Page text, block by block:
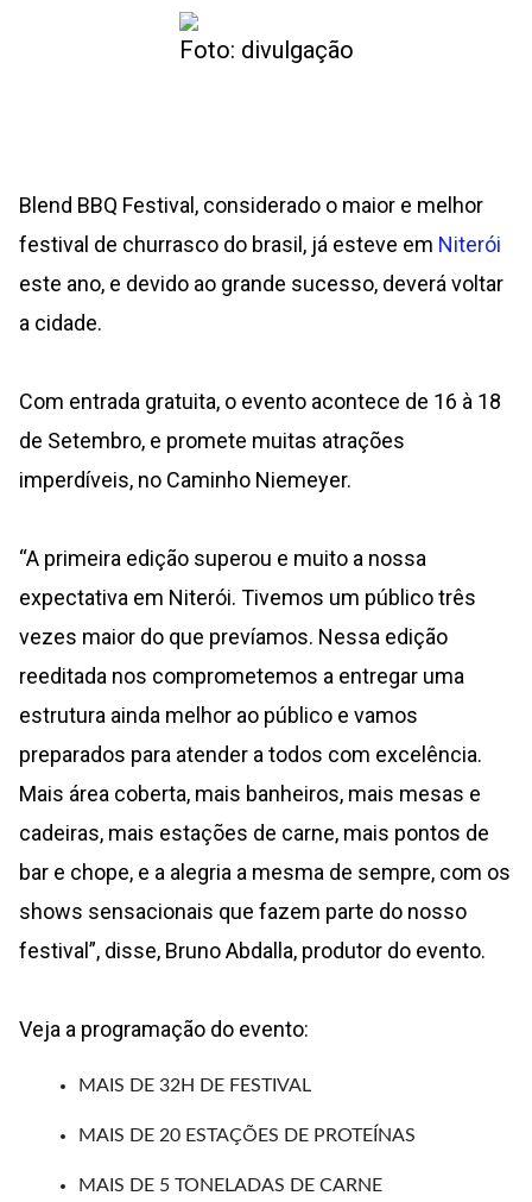
Foto: divulgação
Blend BBQ Festival, considerado o maior e melhor
festival de churrasco do brasil, já esteve em Niterói
este ano, e devido ao grande sucesso, deverá voltar
a cidade.
Com entrada gratuita, o evento acontece de 16 à 18
de Setembro⁣⁣⁣⁣⁣, e promete muitas atrações
imperdíveis, no Caminho Niemeyer.
“A primeira edição superou e muito a nossa
expectativa em Niterói. Tivemos um público três
vezes maior do que prevíamos. Nessa edição
reeditada nos comprometemos a entregar uma
estrutura ainda melhor ao público e vamos
preparados para atender a todos com excelência.
Mais área coberta, mais banheiros, mais mesas e
cadeiras, mais estações de carne, mais pontos de
bar e chope, e a alegria a mesma de sempre, com os
shows sensacionais que fazem parte do nosso
festival”, disse, Bruno Abdalla, produtor do evento.
Veja a programação do evento:
MAIS DE 32H DE FESTIVAL⁣⁣⁣⁣⁣⁣⁣⁣⁣⁣⁣⁣⁣⁣⁣⁣⁣⁣⁣
MAIS DE 20 ESTAÇÕES DE PROTEÍNAS ⁣⁣⁣⁣⁣⁣⁣⁣⁣⁣⁣⁣⁣⁣⁣⁣⁣⁣⁣
MAIS DE 5 TONELADAS DE CARNE⁣⁣⁣⁣⁣⁣⁣⁣⁣⁣⁣⁣⁣⁣⁣⁣⁣